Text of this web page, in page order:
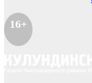
16+